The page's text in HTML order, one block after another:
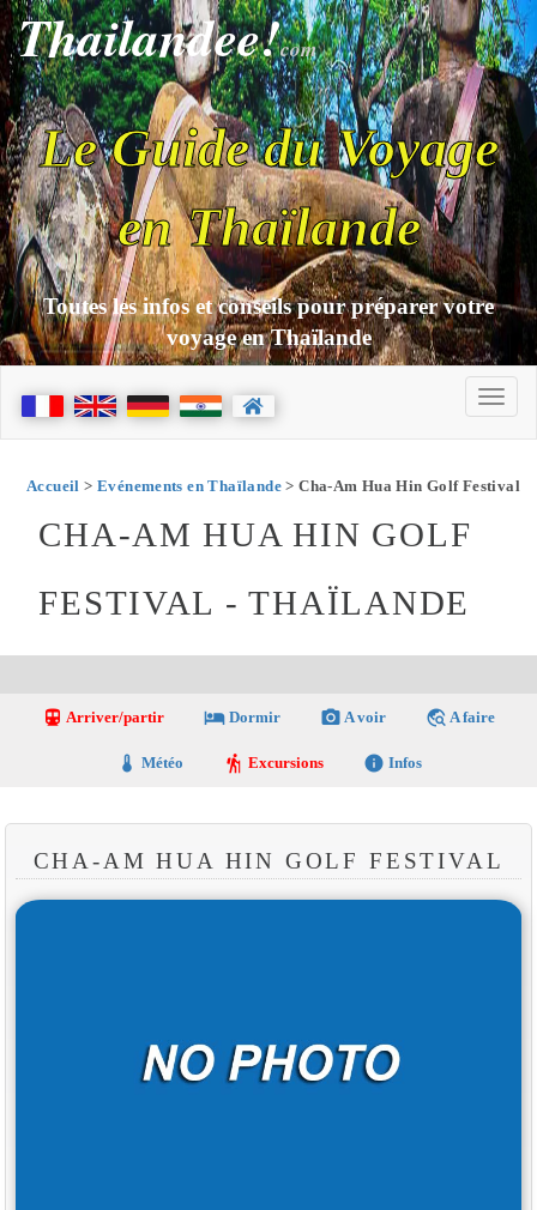
Thailandee!com
Le Guide du Voyage
en Thaïlande
Toutes les infos et conseils pour préparer votre
voyage en Thaïlande
Accueil > Evénements en Thaïlande> Cha-Am Hua Hin Golf Festival
CHA-AM HUA HIN GOLF
FESTIVAL - THAÏLANDE
directions_transit Arriver/partir local_hotel Dormir photo_camera A voir travel_explore A faire
thermostat Météo hiking Excursions info Infos
CHA-AM HUA HIN GOLF FESTIVAL